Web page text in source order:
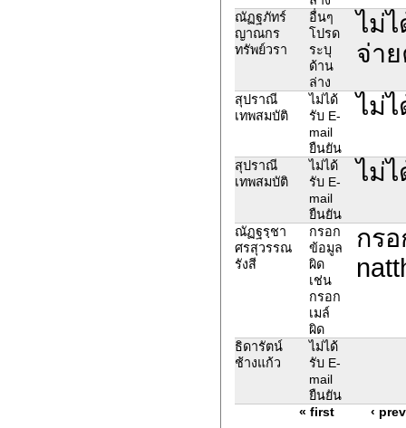
ณัฏฐภัทร์
ญาณกร
ทรัพย์วรา
อื่นๆ
โปรด
ระบุ
ด้าน
ล่าง
ไม่
จ่า
สุปราณี
เทพสมบัติ
ไม่ได้
รับ E-
mail
ยืนยัน
ไม่
สุปราณี
เทพสมบัติ
ไม่ได้
รับ E-
mail
ยืนยัน
ไม่
ณัฏฐรฺชา
ศรสุวรรณ
รังสี
กรอก
ข้อมูล
ผิด
เช่น
กรอก
เมล์
ผิด
กร
ธิดารัตน์
ช้างแก้ว
ไม่ได้
รับ E-
mail
ยืนยัน
« first
‹